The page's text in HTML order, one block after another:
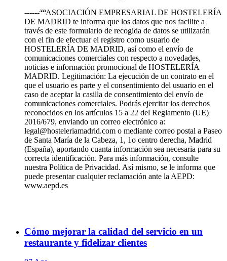
------ªªªASOCIACIÓN EMPRESARIAL DE HOSTELERÍA
DE MADRID te informa que los datos que nos facilite a
través de este formulario de recogida de datos se utilizarán
con el fin de efectuar el registro como usuario de
HOSTELERÍA DE MADRID, así como el envío de
comunicaciones comerciales con respecto a novedades,
noticias e información promocional de HOSTELERÍA
MADRID. Legitimación: La ejecución de un contrato en el
que el usuario es parte y el consentimiento del usuario en el
caso de aceptar la casilla de consentimiento del envío de
comunicaciones comerciales. Podrás ejercitar los derechos
reconocidos en los artículos 15 a 22 del Reglamento (UE)
2016/679, enviando un correo electrónico a:
legal@hosteleriamadrid.com o mediante correo postal a Paseo
de Santa María de la Cabeza, 1, 1o centro derecha, Madrid
(España), aportando cuanta información sea necesaria para su
correcta identificación. Para más información, consulte
nuestra Política de Privacidad. Así mismo, se le informa que
puede presentar cualquier reclamación ante la AEPD:
www.aepd.es
Cómo mejorar la calidad del servicio en un
restaurante y fidelizar clientes